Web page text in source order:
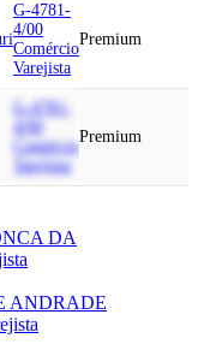
G-4781-
4/00
Comércio
Varejista
Premium
G-4781-
4/00
Comércio
Varejista
Premium
DA
ANDRADE